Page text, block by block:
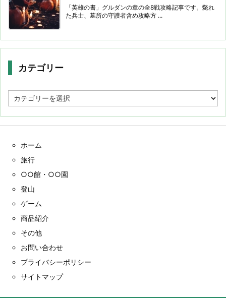
「英雄の書」グルダンの章の全8戦攻略記事です。斃れ
た兵士、墓所の守護者含め攻略方 ...
カテゴリー
テ
ホーム
旅行
○○館・○○園
登山
ゲーム
商品紹介
その他
お問い合わせ
プライバシーポリシー
サイトマップ